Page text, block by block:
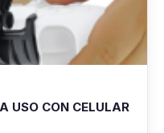
USO CON CELULAR